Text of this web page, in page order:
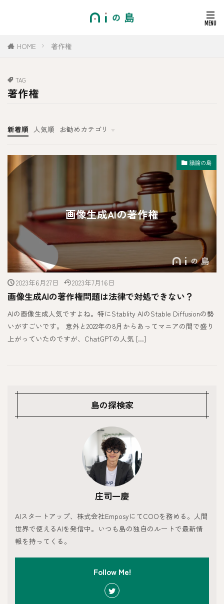
HOME 著作権
TAG
著作権
新着順 人気順
お勧めカテゴリ
その他
議論の島
画像生成AIの著作権
2023年6月27日 2023年7月16日
画像生成AIの著作権問題は法律で対処できない？
AIの画像生成人気ですよね。特にStablity AIのStable Diffusionの勢
いがすごいです。 意外と2022年の8月からあってマニアの間で盛り
上がっていたのですが、ChatGPTの人気 […]
島の探検家
庄司一慶
AIスタートアップ、株式会社EmposyにてCOOを務める。人間
世界で使えるAIを発信中。いつも島の独自のルートで最新情
報を持ってくる。
Follow Me!